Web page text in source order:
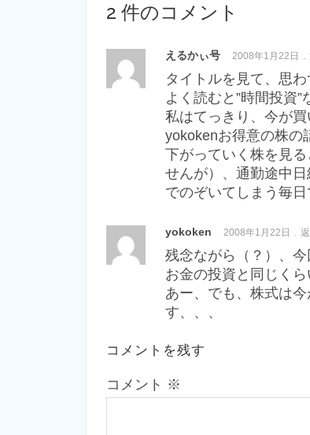
2 件のコメント
えるかぃ号 2008年1月22日
タイトルを見て、思
よく読むと”時間投資
私はてっきり、今が買
yokokenお得意の株の
下がっていく株を見
せんが）、通勤途中
でのぞいてしまう毎日
yokoken 2008年1月22日
残念ながら（？）、今
お金の投資と同じく
あー、でも、株式は
す、、、
コメントを残す
コメント ※